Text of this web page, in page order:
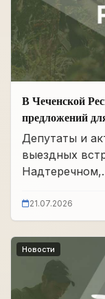
В Чеченской
предложений
в сфере АПК
Депутаты и
выездных
21.07.2026
Новости